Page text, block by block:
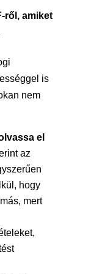
ről, amiket
is
nem
el
az
hogy
mert